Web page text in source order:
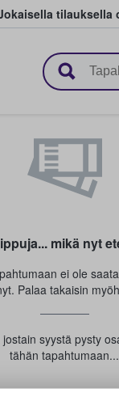
tilauksella
mikä nyt
ei ole
Palaa takaisin
syystä pysty
tähän tapahtumaan...